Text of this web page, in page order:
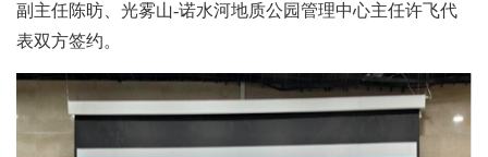
副主任陈昉、光雾山-诺水河地质公园管理中心主任许飞代
表双方签约。